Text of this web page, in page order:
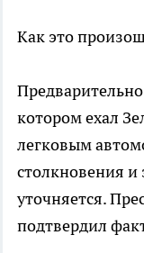
Как это
котором ехал
легковым
столкновения и
уточняется.
подтвердил